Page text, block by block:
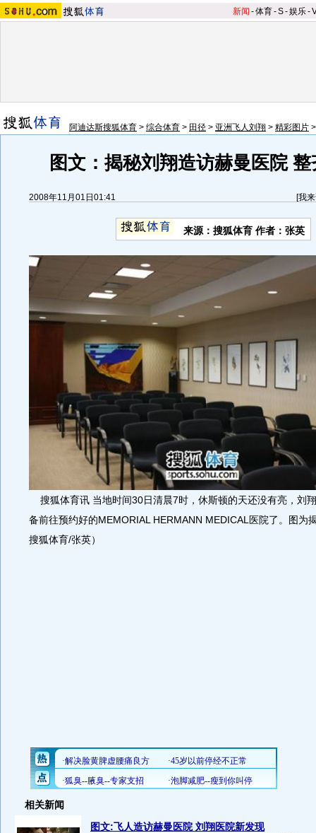
新闻 -体育-S-娱乐-
阿迪达斯搜狐体育 > 综合体育 > 田径 > 亚洲飞人刘翔 > 精彩图片
图文：揭秘刘翔造访赫曼医院
2008年11月01日01:41 [我
来源：搜狐体育 作者：张英
搜狐体育讯 当地时间30日清晨7时，休斯顿的天还没有亮，刘
备前往预约好的MEMORIAL HERMANN MEDICAL医院了。图为
搜狐体育/张英）
相关新闻
图文:飞人造访赫曼医院 刘翔医院新发现